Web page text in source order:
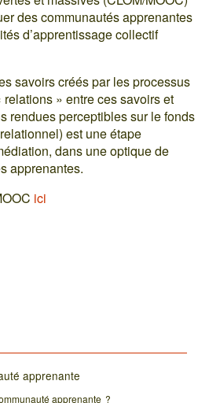
des communautés apprenantes
d’apprentissage collectif
savoirs créés par les processus
» entre ces savoirs et
rendues perceptibles sur le fonds
est une étape
dans une optique de
apprenantes.
ici
apprenante
apprenante ?